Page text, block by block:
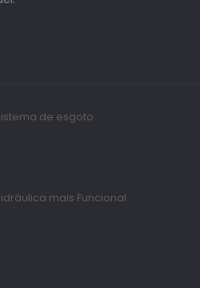
de esgoto
mais Funcional